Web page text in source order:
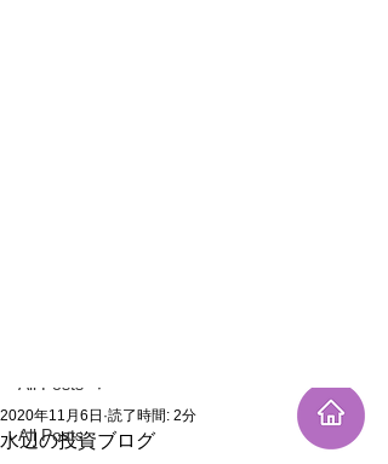
All Posts
All Posts
水辺の投資ブログ
2020年11月6日 読了時間: 2分